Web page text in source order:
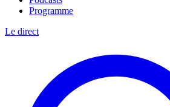
Programme
Le direct